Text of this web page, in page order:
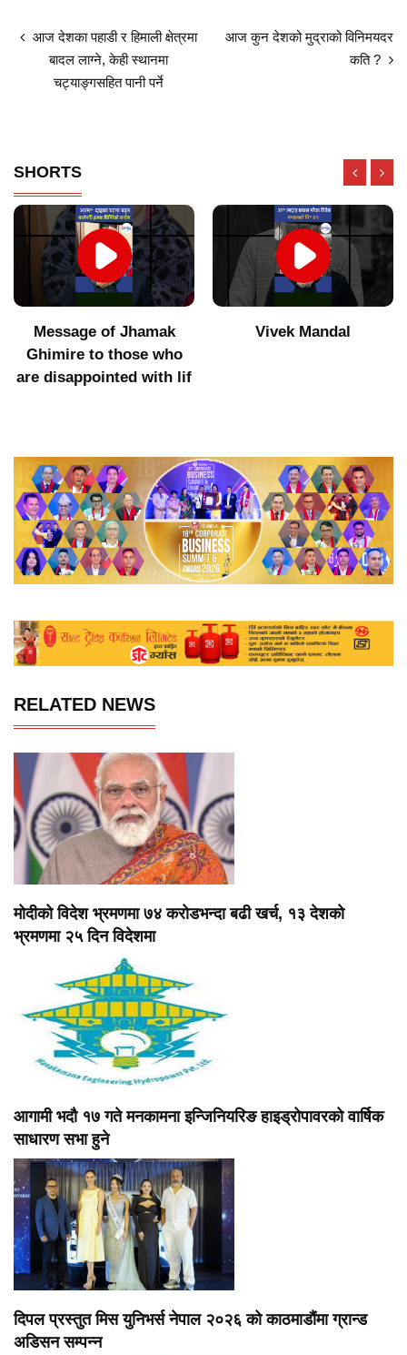
आज देशका पहाडी र हिमाली क्षेत्रमा
बादल लाग्ने, केही स्थानमा
चट्याङ्गसहित पानी पर्ने
आज कुन देशको मुद्राको विनिमयदर
कति ?
SHORTS
Message of Jhamak
Ghimire to those who
are disappointed with lif
Vivek Mandal
RELATED NEWS
मोदीको विदेश भ्रमणमा ७४ करोडभन्दा बढी खर्च, १३ देशको
भ्रमणमा २५ दिन विदेशमा
आगामी भदौ १७ गते मनकामना इन्जिनियरिङ हाइड्रोपावरको वार्षिक
साधारण सभा हुने
दिपल प्रस्तुत मिस युनिभर्स नेपाल २०२६ को काठमाडौंमा ग्रान्ड
अडिसन सम्पन्न